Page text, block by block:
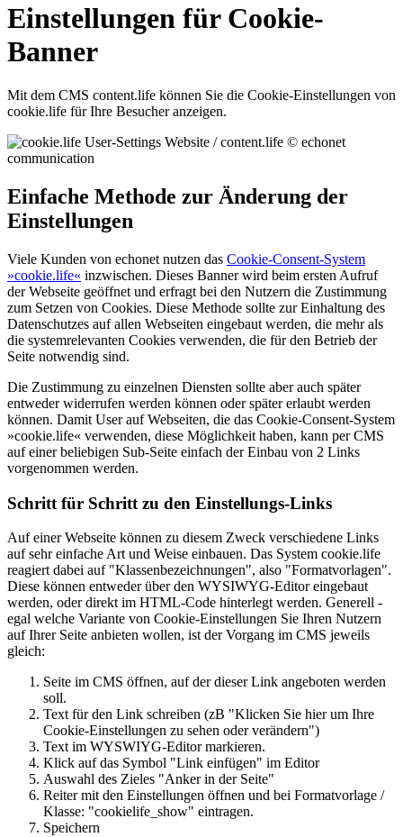
Einstellungen für Cookie-
Banner
Mit dem CMS content.life können Sie die Cookie-Einstellungen von
cookie.life für Ihre Besucher anzeigen.
Einfache Methode zur Änderung der
Einstellungen
Viele Kunden von echonet nutzen das Cookie-Consent-System
»cookie.life« inzwischen. Dieses Banner wird beim ersten Aufruf
der Webseite geöffnet und erfragt bei den Nutzern die Zustimmung
zum Setzen von Cookies. Diese Methode sollte zur Einhaltung des
Datenschutzes auf allen Webseiten eingebaut werden, die mehr als
die systemrelevanten Cookies verwenden, die für den Betrieb der
Seite notwendig sind.
Die Zustimmung zu einzelnen Diensten sollte aber auch später
entweder widerrufen werden können oder später erlaubt werden
können. Damit User auf Webseiten, die das Cookie-Consent-System
»cookie.life« verwenden, diese Möglichkeit haben, kann per CMS
auf einer beliebigen Sub-Seite einfach der Einbau von 2 Links
vorgenommen werden.
Schritt für Schritt zu den Einstellungs-Links
Auf einer Webseite können zu diesem Zweck verschiedene Links
auf sehr einfache Art und Weise einbauen. Das System cookie.life
reagiert dabei auf "Klassenbezeichnungen", also "Formatvorlagen".
Diese können entweder über den WYSIWYG-Editor eingebaut
werden, oder direkt im HTML-Code hinterlegt werden. Generell -
egal welche Variante von Cookie-Einstellungen Sie Ihren Nutzern
auf Ihrer Seite anbieten wollen, ist der Vorgang im CMS jeweils
gleich:
Seite im CMS öffnen, auf der dieser Link angeboten werden
soll.
Text für den Link schreiben (zB "Klicken Sie hier um Ihre
Cookie-Einstellungen zu sehen oder verändern")
Text im WYSWIYG-Editor markieren.
Klick auf das Symbol "Link einfügen" im Editor
Auswahl des Zieles "Anker in der Seite"
Reiter mit den Einstellungen öffnen und bei Formatvorlage /
Klasse: "cookielife_show" eintragen.
Speichern